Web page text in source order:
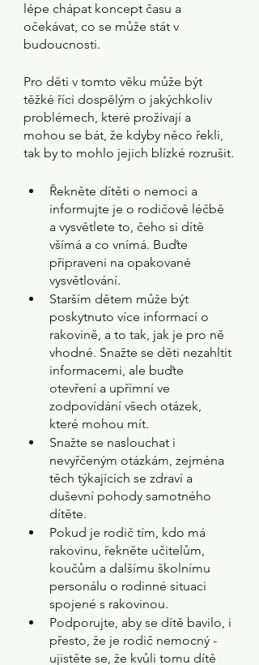
lépe chápat koncept času a
očekávat, co se může stát v
budoucnosti.
Pro děti v tomto věku může být
těžké říci dospělým o jakýchkoliv
problémech, které prožívají a
mohou se bát, že kdyby něco řekli,
tak by to mohlo jejich blízké rozrušit.
Řekněte dítěti o nemoci a
informujte je o rodičově léčbě
a vysvětlete to, čeho si dítě
všímá a co vnímá. Buďte
připraveni na opakované
vysvětlování.
Starším dětem může být
poskytnuto více informací o
rakovině, a to tak, jak je pro ně
vhodné. Snažte se děti nezahltit
informacemi, ale buďte
otevření a upřímní ve
zodpovídání všech otázek,
které mohou mít.
Snažte se naslouchat i
nevyřčeným otázkám, zejména
těch týkajících se zdraví a
duševní pohody samotného
dítěte.
Pokud je rodič tím, kdo má
rakovinu, řekněte učitelům,
koučům a dalšímu školnímu
personálu o rodinné situaci
spojené s rakovinou.
Podporujte, aby se dítě bavilo, i
přesto, že je rodič nemocný -
ujistěte se, že kvůli tomu dítě